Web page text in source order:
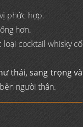
phức hợp.
hơn.
loại cocktail whisky cổ
thái, sang trọng và
người thân.